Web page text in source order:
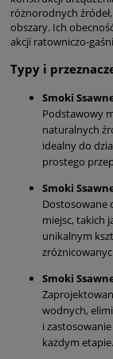
różnorodnych
obszary. Ich
akcji ratowniczo-
Typy i
Smoki
Podstawowy
naturalnych
idealny do
prostego
Smoki
Dostosowane
miejsc, takich
unikalnym
Smoki
wodnych,
i
każdym etapie.